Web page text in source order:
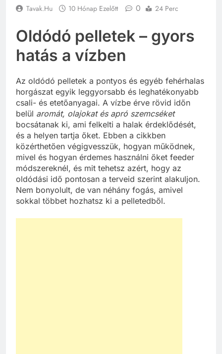
Tavak.hu 10 Hónap Ezelőtt 0 24 Perc
Oldódó pelletek – gyors
hatás a vízben
Az oldódó pelletek a pontyos és egyéb fehérhalas
horgászat egyik leggyorsabb és leghatékonyabb
csali- és etetőanyagai. A vízbe érve rövid időn
belül aromát, olajokat és apró szemcséket
bocsátanak ki, ami felkelti a halak érdeklődését,
és a helyen tartja őket. Ebben a cikkben
közérthetően végigvesszük, hogyan működnek,
mivel és hogyan érdemes használni őket feeder
módszereknél, és mit tehetsz azért, hogy az
oldódási idő pontosan a terveid szerint alakuljon.
Nem bonyolult, de van néhány fogás, amivel
sokkal többet hozhatsz ki a pelletedből.